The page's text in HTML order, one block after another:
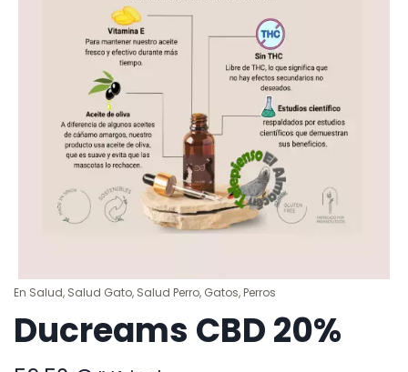
En Salud, Salud Gato, Salud Perro, Gatos, Perros
Ducreams CBD 20%